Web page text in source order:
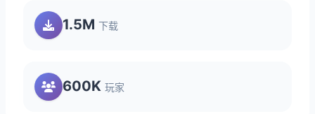
1.5M 下载
600K 玩家